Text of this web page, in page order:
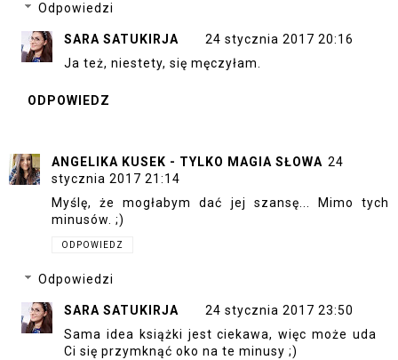
Odpowiedzi
SARA SATUKIRJA
24 stycznia 2017 20:16
Ja też, niestety, się męczyłam.
ODPOWIEDZ
ANGELIKA KUSEK - TYLKO MAGIA SŁOWA 24
stycznia 2017 21:14
Myślę, że mogłabym dać jej szansę... Mimo tych
minusów. ;)
ODPOWIEDZ
Odpowiedzi
SARA SATUKIRJA
24 stycznia 2017 23:50
Sama idea książki jest ciekawa, więc może uda
Ci się przymknąć oko na te minusy ;)